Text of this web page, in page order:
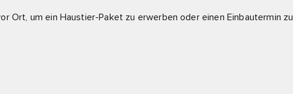
Ort, um ein Haustier-Paket zu erwerben oder einen Einbautermin zu